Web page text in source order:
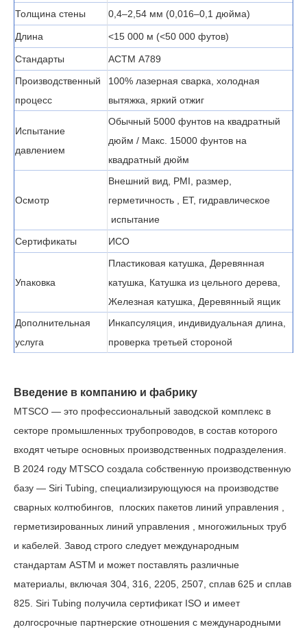
Толщина стены 0,4–2,54 мм (0,016–0,1 дюйма)
Длина <15 000 м (<50 000 футов)
Стандарты
АСТМ А789
Производственный
процесс
100% лазерная сварка, холодная
вытяжка, яркий отжиг
Испытание
давлением
Обычный 5000 фунтов на квадратный
дюйм / Макс. 15000 фунтов на
квадратный дюйм
Осмотр
Внешний вид, PMI, размер,
герметичность
, ET, гидравлическое
испытание
Сертификаты
ИСО
Упаковка
Пластиковая катушка, Деревянная
катушка, Катушка из цельного дерева,
Железная катушка, Деревянный ящик
Дополнительная
услуга
Инкапсуляция, индивидуальная длина,
проверка третьей стороной
Введение в компанию и фабрику
MTSCO — это профессиональный заводской комплекс в
секторе промышленных трубопроводов, в состав которого
входят четыре основных производственных подразделения.
В 2024 году MTSCO создала собственную производственную
базу — Siri Tubing, специализирующуюся на производстве
сварных колтюбингов,
плоских пакетов линий управления
герметизированных линий управления
многожильных труб
и кабелей. Завод строго следует международным
стандартам ASTM и может поставлять различные
материалы, включая 304, 316, 2205, 2507, сплав 625 и сплав
825. Siri Tubing получила сертификат ISO и имеет
долгосрочные партнерские отношения с международными